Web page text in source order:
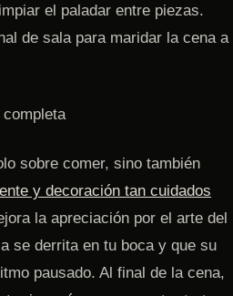
el paladar entre piezas.
de sala para maridar la cena a
sobre comer, sino también
y decoración tan cuidados
la apreciación por el arte del
se derrita en tu boca y que su
pausado. Al final de la cena,